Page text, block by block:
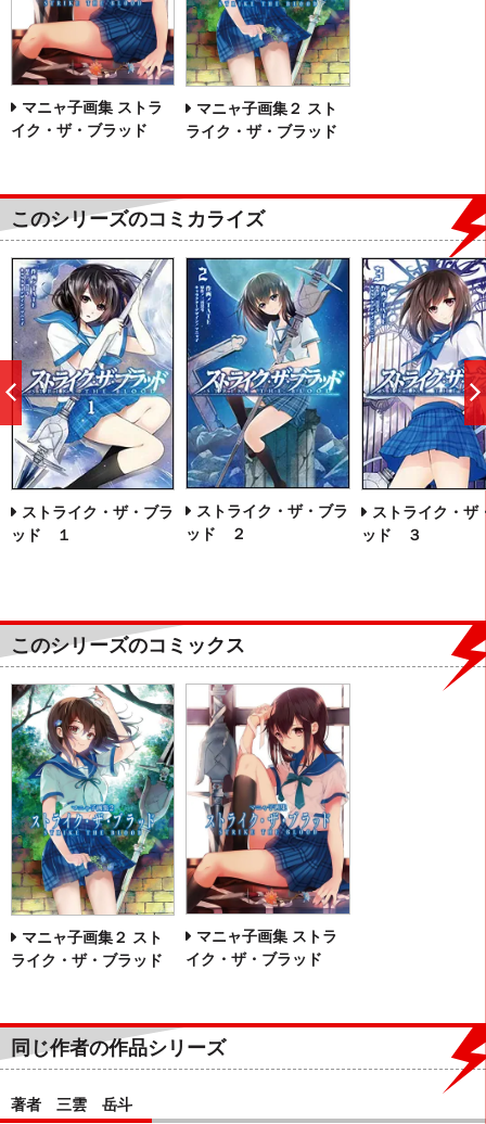
マニャ子画集 ストラ
イク・ザ・ブラッド
マニャ子画集２ スト
ライク・ザ・ブラッド
このシリーズのコミカライズ
ストライク・ザ・ブラ
ッド １
ストライク・ザ・ブラ
ッド ２
ストライク・ザ
ッド ３
前
このシリーズのコミックス
マニャ子画集２ スト
ライク・ザ・ブラッド
マニャ子画集 ストラ
イク・ザ・ブラッド
同じ作者の作品シリーズ
著者 三雲 岳斗